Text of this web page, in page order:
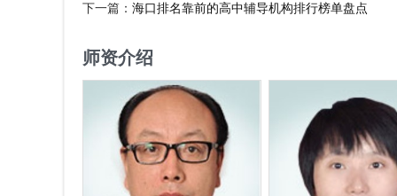
下一篇： 海口排名靠前的高中辅导机构排行榜单盘点
师资介绍